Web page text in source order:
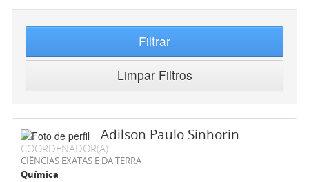
Filtrar
Limpar Filtros
Adilson Paulo Sinhorin
COORDENADOR(A)
CIÊNCIAS EXATAS E DA TERRA
Química